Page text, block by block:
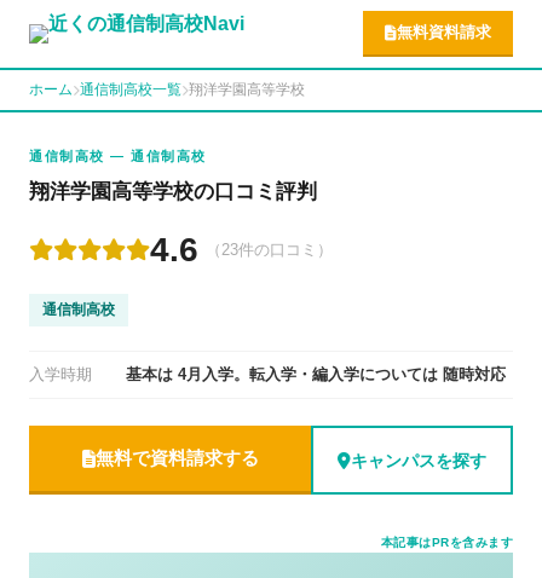
無料資料請求
ホーム 通信制高校一覧 翔洋学園高等学校
通信制高校 — 通信制高校
翔洋学園高等学校の口コミ評判
4.6 （23件の口コミ）
通信制高校
入学時期 基本は 4月入学。転入学・編入学については 随時対応
無料で資料請求する キャンパスを探す
本記事はPRを含みます